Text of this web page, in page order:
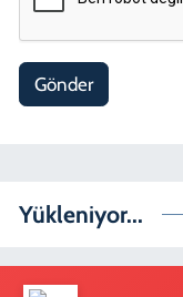
Gönder
Yükleniyor...